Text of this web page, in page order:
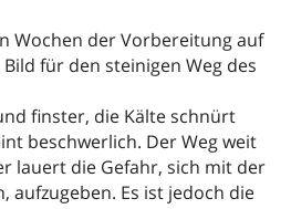
Wochen der Vorbereitung auf
für den steinigen Weg des
finster, die Kälte schnürt
beschwerlich. Der Weg weit
lauert die Gefahr, sich mit der
aufzugeben. Es ist jedoch die